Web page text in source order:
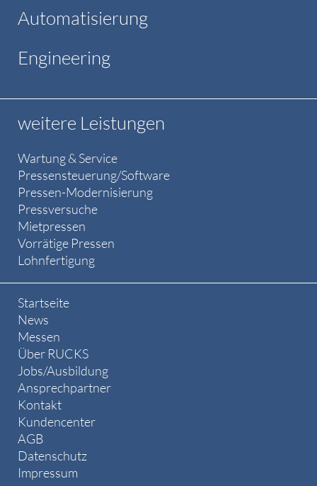
Automatisierung
Engineering
weitere Leistungen
Wartung & Service
Pressensteuerung/Software
Pressen-Modernisierung
Pressversuche
Mietpressen
Vorrätige Pressen
Lohnfertigung
Startseite
News
Messen
Über RUCKS
Jobs/Ausbildung
Ansprechpartner
Kontakt
Kundencenter
AGB
Datenschutz
Impressum